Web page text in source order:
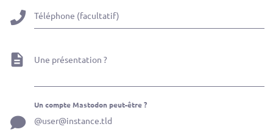
Téléphone (facultatif)
Une présentation ?
Un compte Mastodon peut-être ?